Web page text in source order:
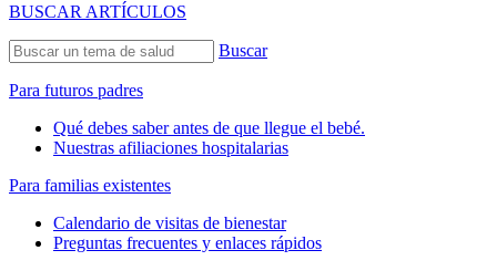
BUSCAR ARTÍCULOS
Buscar
Para futuros padres
Qué debes saber antes de que llegue el bebé.
Nuestras afiliaciones hospitalarias
Para familias existentes
Calendario de visitas de bienestar
Preguntas frecuentes y enlaces rápidos